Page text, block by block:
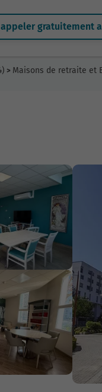
gratuitement
> Maisons de retraite et